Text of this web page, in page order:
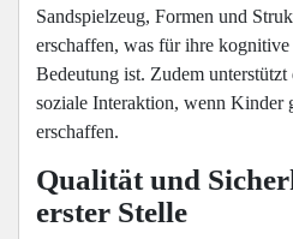
Sandspielzeug, Formen und
erschaffen, was für ihre
Bedeutung ist. Zudem
soziale Interaktion, wenn Kinder
erschaffen.
Qualität und
erster Stelle